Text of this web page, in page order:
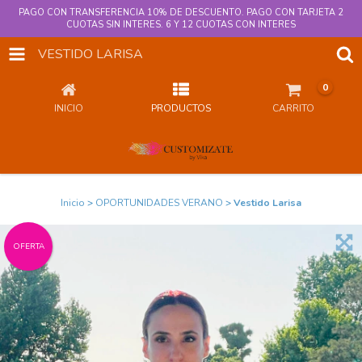
PAGO CON TRANSFERENCIA 10% DE DESCUENTO. PAGO CON TARJETA 2
CUOTAS SIN INTERES. 6 Y 12 CUOTAS CON INTERES
VESTIDO LARISA
INICIO PRODUCTOS CARRITO
0
Inicio > OPORTUNIDADES VERANO >Vestido Larisa
OFERTA